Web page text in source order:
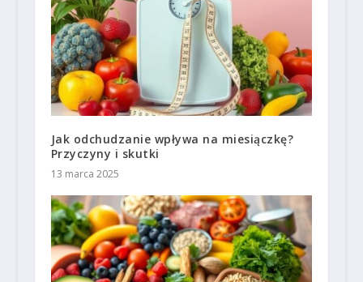
Jak odchudzanie wpływa na miesiączkę?
Przyczyny i skutki
13 marca 2025